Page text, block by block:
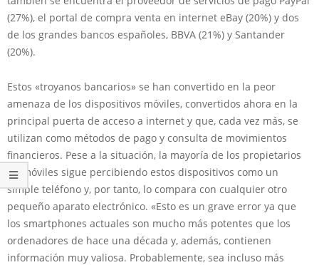
(27%), el portal de compra venta en internet eBay (20%) y dos
de los grandes bancos españoles, BBVA (21%) y Santander
(20%).
Estos «troyanos bancarios» se han convertido en la peor
amenaza de los dispositivos móviles, convertidos ahora en la
principal puerta de acceso a internet y que, cada vez más, se
utilizan como métodos de pago y consulta de movimientos
financieros. Pese a la situación, la mayoría de los propietarios
de móviles sigue percibiendo estos dispositivos como un
simple teléfono y, por tanto, lo compara con cualquier otro
pequeño aparato electrónico. «Esto es un grave error ya que
los smartphones actuales son mucho más potentes que los
ordenadores de hace una década y, además, contienen
información muy valiosa. Probablemente, sea incluso más